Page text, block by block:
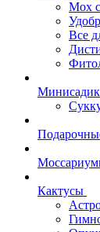
Мох
Все
Кактусы